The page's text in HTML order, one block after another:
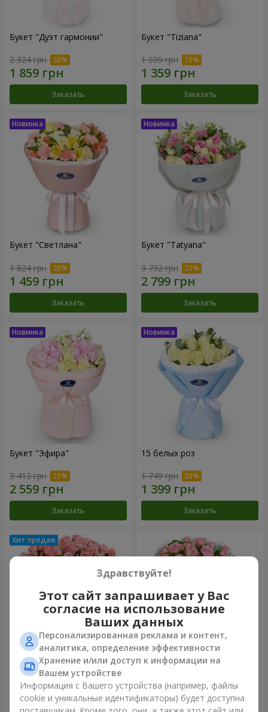
Букет "Дуэт гармонии"
2 324 грн
Заказать
Букет "Tiziana"
1 599 грн
Заказать
Букет "Светлана"
1 824 грн
Заказать
Букет "Tatyana"
3 732 грн
Заказать
Букет "Эфира"
3 412 грн
Заказать
15 белых роз
1 749 грн
Заказать
Цветы в коробке "Розовый
оазис"
2 749 грн
Композиция "Баллада о
маме"
2 124 грн
Здравствуйте!
Этот сайт запрашивает у Вас
согласие на использование
Ваших данных
Персонализированная реклама и контент,
аналитика, определение эффективности
Хранение и/или доступ к информации на
Вашем устройстве
Информация с Вашего устройства (например, файлы
cookie и уникальные идентификаторы) будет доступна